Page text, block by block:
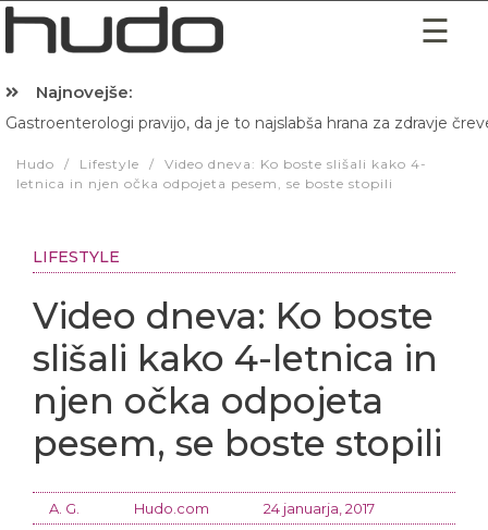
Najnovejše:
Gastroenterologi pravijo, da je to najslabša hrana za zdravje
Hudo / Lifestyle /
Video dneva: Ko boste slišali kako 4-
letnica in njen očka odpojeta pesem, se boste stopili
LIFESTYLE
Video dneva: Ko boste
slišali kako 4-letnica in
njen očka odpojeta
pesem, se boste stopili
A. G. Hudo.com 24 januarja, 2017